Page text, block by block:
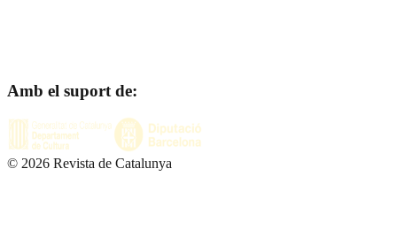
Amb el suport de:
© 2026 Revista de Catalunya